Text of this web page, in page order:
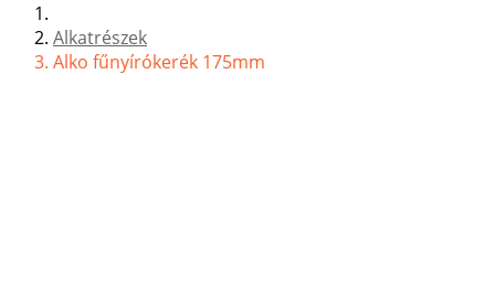
Alkatrészek
Alko fűnyírókerék 175mm